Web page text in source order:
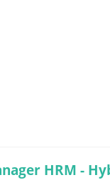
HRM -